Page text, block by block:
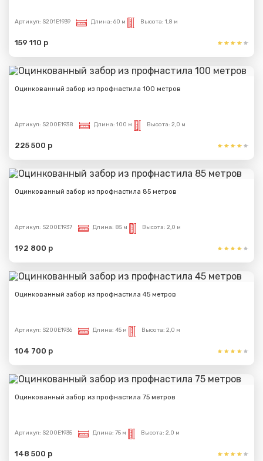
Артикул: S201E1939 Длина: 60 м Высота: 1,8 м
159 110 р
Оцинкованный забор из профнастила 100 метров
Артикул: S200E1938 Длина: 100 м Высота: 2,0 м
225 500 р
Оцинкованный забор из профнастила 85 метров
Артикул: S200E1937 Длина: 85 м Высота: 2,0 м
192 800 р
Оцинкованный забор из профнастила 45 метров
Артикул: S200E1936 Длина: 45 м Высота: 2,0 м
104 700 р
Оцинкованный забор из профнастила 75 метров
Артикул: S200E1935 Длина: 75 м Высота: 2,0 м
148 500 р
Сообщение успешно
отправлено
Спасибо за обращение, наш специалист свяжется с